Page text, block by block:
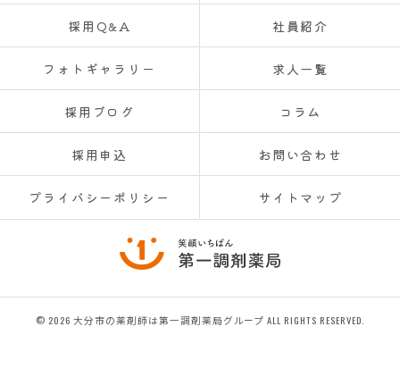
採用Q&A 社員紹介
フォトギャラリー 求人一覧
採用ブログ コラム
採用申込 お問い合わせ
プライバシーポリシー サイトマップ
© 2026 大分市の薬剤師は第一調剤薬局グループ ALL RIGHTS RESERVED.